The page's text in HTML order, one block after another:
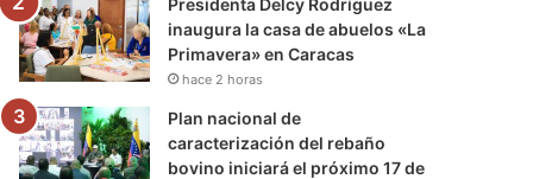
inaugura la casa de abuelos «La
Primavera» en Caracas
hace 2 horas
Plan nacional de
caracterización del rebaño
bovino iniciará el próximo 17 de